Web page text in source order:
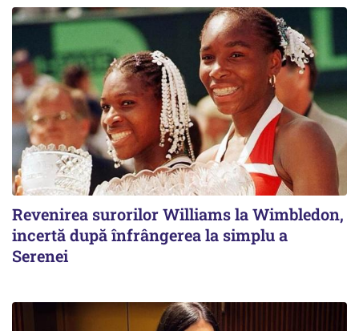
Revenirea surorilor Williams la Wimbledon,
incertă după înfrângerea la simplu a
Serenei